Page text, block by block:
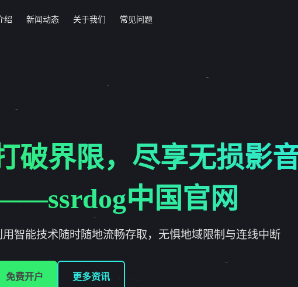
绍 新闻动态 关于我们 常见问题
破界限，尽享无损影
中国官网
用智能技术随时随地流畅存取，无惧地域限制与连线中断
免费开户 更多资讯